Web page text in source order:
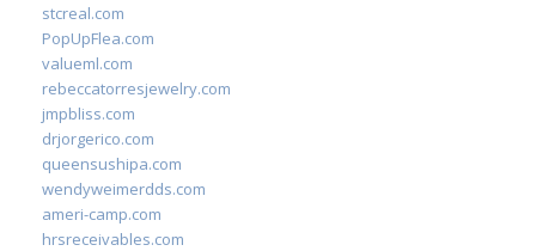
stcreal.com
PopUpFlea.com
valueml.com
rebeccatorresjewelry.com
jmpbliss.com
drjorgerico.com
queensushipa.com
wendyweimerdds.com
ameri-camp.com
hrsreceivables.com